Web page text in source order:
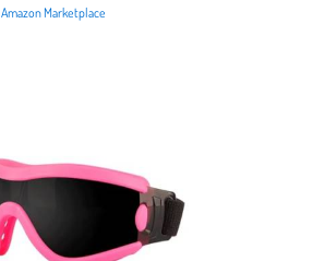
Amazon Marketplace